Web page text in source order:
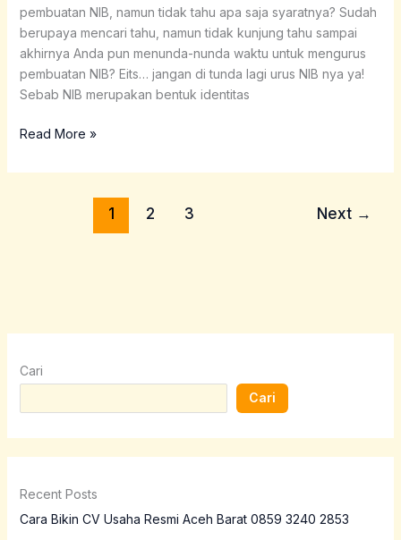
pembuatan NIB, namun tidak tahu apa saja syaratnya? Sudah
berupaya mencari tahu, namun tidak kunjung tahu sampai
akhirnya Anda pun menunda-nunda waktu untuk mengurus
pembuatan NIB? Eits… jangan di tunda lagi urus NIB nya ya!
Sebab NIB merupakan bentuk identitas
Read More »
1 2 3 Next →
Cari
Cari
Recent Posts
Cara Bikin CV Usaha Resmi Aceh Barat 0859 3240 2853